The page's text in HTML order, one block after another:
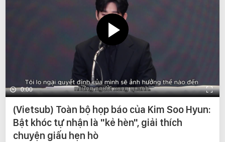
0:00
(Vietsub) Toàn bộ họp báo của Kim Soo Hyun:
Bật khóc tự nhận là "kẻ hèn", giải thích
chuyện giấu hẹn hò